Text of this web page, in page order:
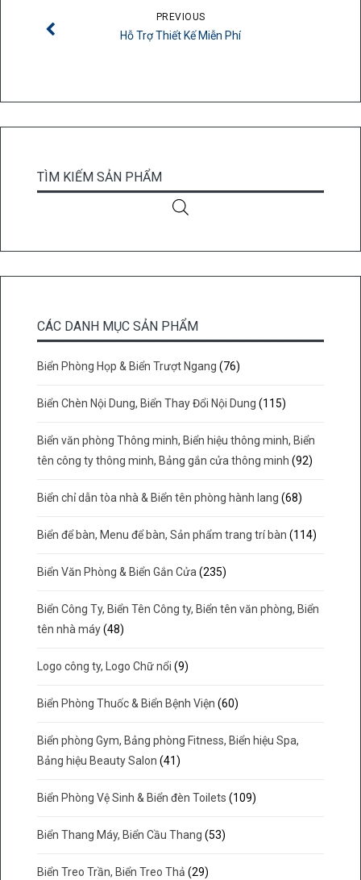
PREVIOUS
Hỗ Trợ Thiết Kế Miễn Phí
TÌM KIẾM SẢN PHẨM
CÁC DANH MỤC SẢN PHẨM
Biển Phòng Họp & Biển Trượt Ngang (76)
Biển Chèn Nội Dung, Biển Thay Đổi Nội Dung (115)
Biển văn phòng Thông minh, Biển hiệu thông minh, Biển
tên công ty thông minh, Bảng gắn cửa thông minh (92)
Biển chỉ dẫn tòa nhà & Biển tên phòng hành lang (68)
Biển để bàn, Menu để bàn, Sản phẩm trang trí bàn (114)
Biển Văn Phòng & Biển Gắn Cửa (235)
Biển Công Ty, Biển Tên Công ty, Biển tên văn phòng, Biển
tên nhà máy (48)
Logo công ty, Logo Chữ nổi (9)
Biển Phòng Thuốc & Biển Bệnh Viện (60)
Biển phòng Gym, Bảng phòng Fitness, Biển hiệu Spa,
Bảng hiệu Beauty Salon (41)
Biển Phòng Vệ Sinh & Biển đèn Toilets (109)
Biển Thang Máy, Biển Cầu Thang (53)
Biển Treo Trần, Biển Treo Thả (29)